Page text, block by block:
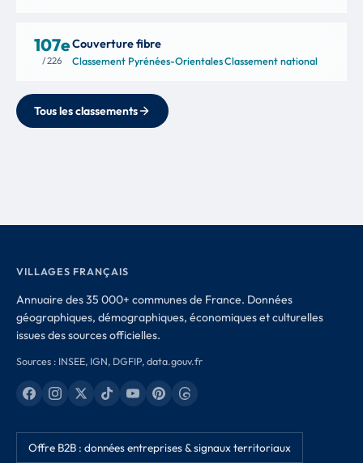
107e
/ 226
Couverture fibre
Classement Pyrénées-Orientales·Classement national
Tous les classements
VILLAGES FRANÇAIS
Annuaire des 35 000+ communes de France. Données
géographiques, démographiques, économiques et culturelles
issues des sources officielles.
Sources : INSEE, IGN, DGFIP, data.gouv.fr
Offre B2B : données entreprises & signaux territoriaux